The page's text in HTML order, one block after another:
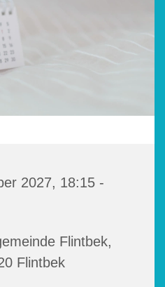
2027, 18:15 -
Flintbek,
Flintbek